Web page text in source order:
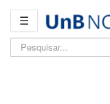
☰
Pesquisar...